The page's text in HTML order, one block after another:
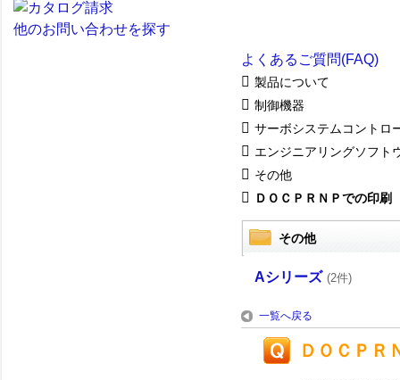
他のお問い合わせを探す
よくあるご質問(FAQ)
製品について
制御機器
サーボシステムコントロ
エンジニアリングソフト
その他
ＤＯＣＰＲＮＰでの印刷
その他
Aシリーズ (2件)
一覧へ戻る
ＤＯＣＰＲ